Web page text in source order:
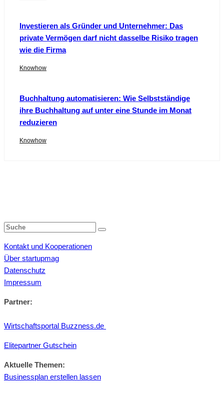
Investieren als Gründer und Unternehmer: Das
private Vermögen darf nicht dasselbe Risiko tragen
wie die Firma
Knowhow
Buchhaltung automatisieren: Wie Selbstständige
ihre Buchhaltung auf unter eine Stunde im Monat
reduzieren
Knowhow
Kontakt und Kooperationen
Über startupmag
Datenschutz
Impressum
Partner:
Wirtschaftsportal Buzzness.de
Elitepartner Gutschein
Aktuelle Themen:
Businessplan erstellen lassen